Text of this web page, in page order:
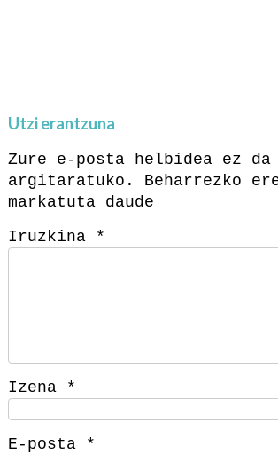
Utzi erantzuna
Zure e-posta helbidea ez da
argitaratuko.
Beharrezko
markatuta daude
Iruzkina
*
Izena *
E-posta *